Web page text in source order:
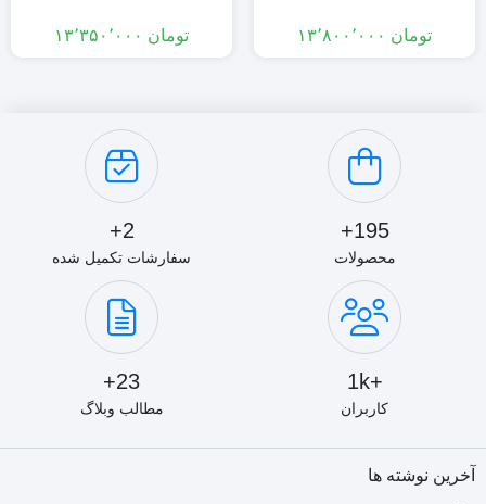
تومان تومان
195+
محصولات
2+
سفارشات تکمیل شده
+1k
کاربران
23+
مطالب وبلاگ
آخرین نوشته ها